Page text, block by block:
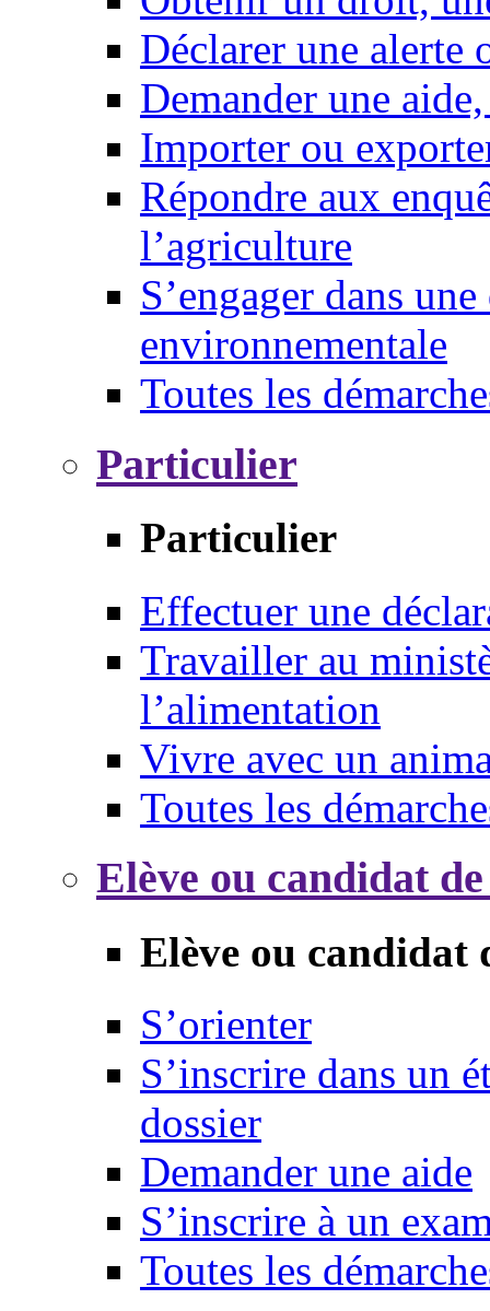
Déclarer une alerte
Demander une
Importer ou
Répondre aux
l’agriculture
S’engager dans
environnementale
Toutes les
Particulier
Particulier
Effectuer une
Travailler au
l’alimentation
Vivre avec un
Toutes les
Elève ou candidat
Elève ou candidat
S’orienter
S’inscrire dans un
dossier
Demander une aide
S’inscrire à un
Toutes les